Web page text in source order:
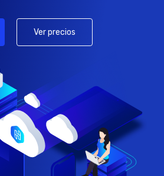
Ver precios